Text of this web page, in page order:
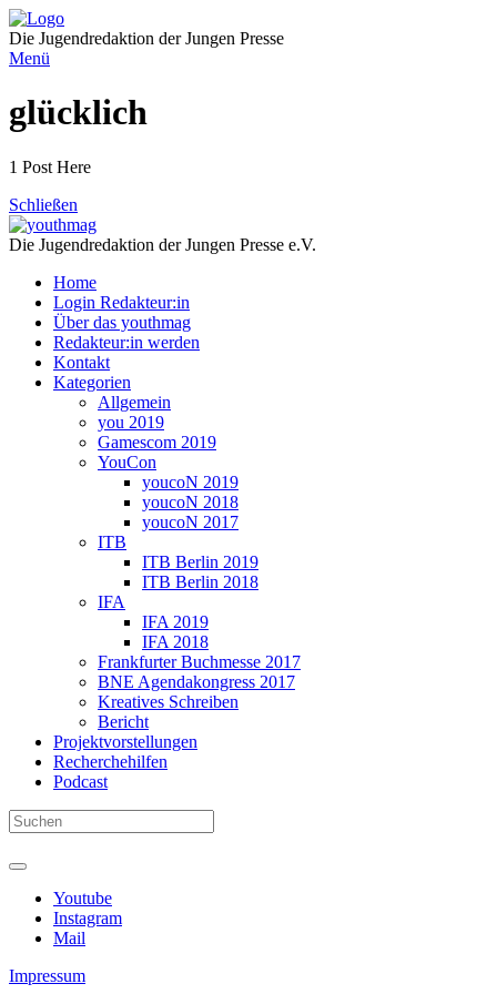
Direkt
zum
Inhalt
Die Jugendredaktion der Jungen Presse
Menü
glücklich
1 Post Here
Schließen
Die Jugendredaktion der Jungen Presse e.V.
Home
Login Redakteur:in
Über das youthmag
Redakteur:in werden
Kontakt
Kategorien
Allgemein
you 2019
Gamescom 2019
YouCon
youcoN 2019
youcoN 2018
youcoN 2017
ITB
ITB Berlin 2019
ITB Berlin 2018
IFA
IFA 2019
IFA 2018
Frankfurter Buchmesse 2017
BNE Agendakongress 2017
Kreatives Schreiben
Bericht
Projektvorstellungen
Recherchehilfen
Podcast
Youtube
Instagram
Mail
Impressum